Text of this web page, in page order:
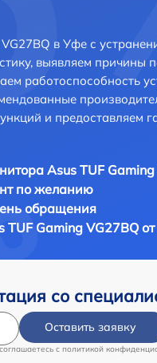
в Уфе с
выявляем причины
работоспособность
и предоставляем
Asus TUF
по желанию
обращения
TUF Gaming VG27BQ
со
Оставить заявку
c политикой